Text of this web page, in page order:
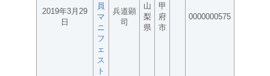
2019年3月29
日
員
マ
ニ
フ
ェ
ス
ト
兵道顕
司
山
梨
県
甲
府
市
0000000575